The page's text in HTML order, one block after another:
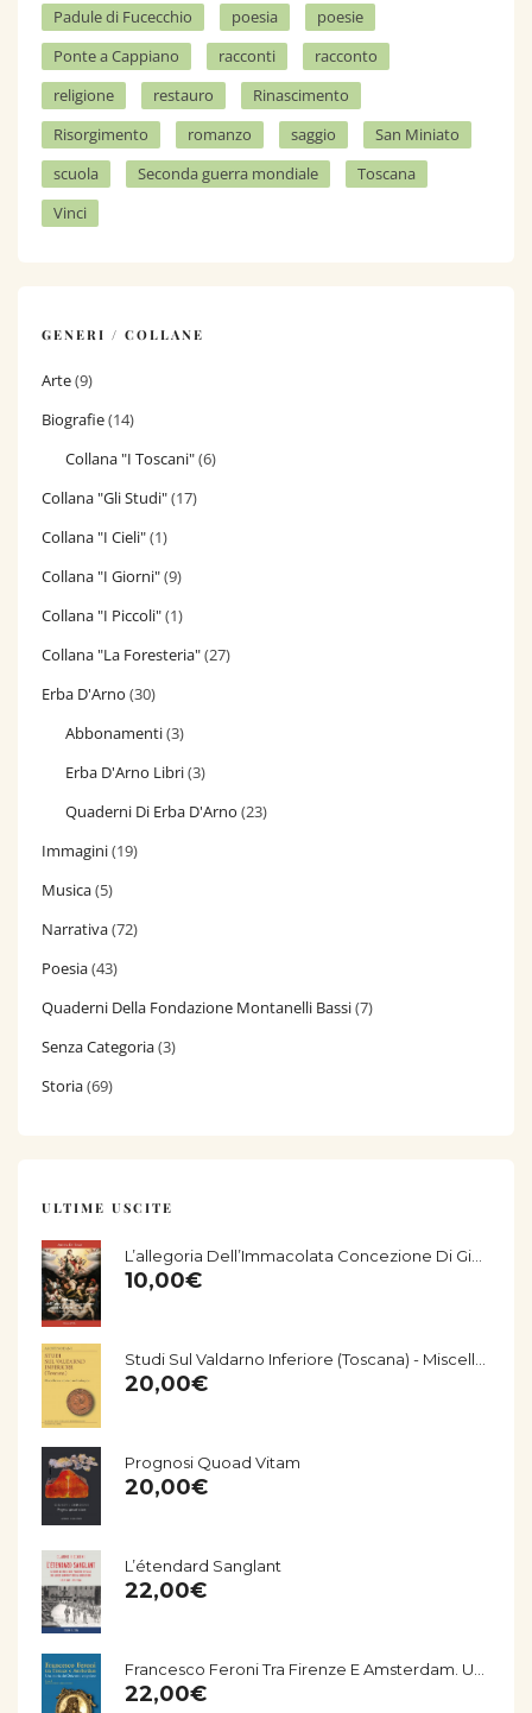
Padule di Fucecchio
poesia
poesie
Ponte a Cappiano
racconti
racconto
religione
restauro
Rinascimento
Risorgimento
romanzo saggio
San Miniato
scuola
Seconda guerra mondiale
Toscana
Vinci
GENERI / COLLANE
Arte(9)
Biografie(14)
Collana "I Toscani"(6)
Collana "Gli Studi"(17)
Collana "I Cieli"(1)
Collana "I Giorni"(9)
Collana "I Piccoli"(1)
Collana "La Foresteria"(27)
Erba D'Arno (30)
Abbonamenti(3)
Erba D'Arno Libri(3)
Quaderni Di Erba D'Arno (23)
Immagini(19)
Musica(5)
Narrativa(72)
Poesia(43)
Quaderni Della Fondazione Montanelli Bassi(7)
Senza Categoria(3)
Storia(69)
ULTIME USCITE
10,00€
20,00€
Prognosi Quoad Vitam
20,00€
L’étendard Sanglant
22,00€
22,00€